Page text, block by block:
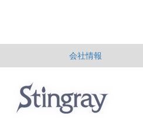
会社情報